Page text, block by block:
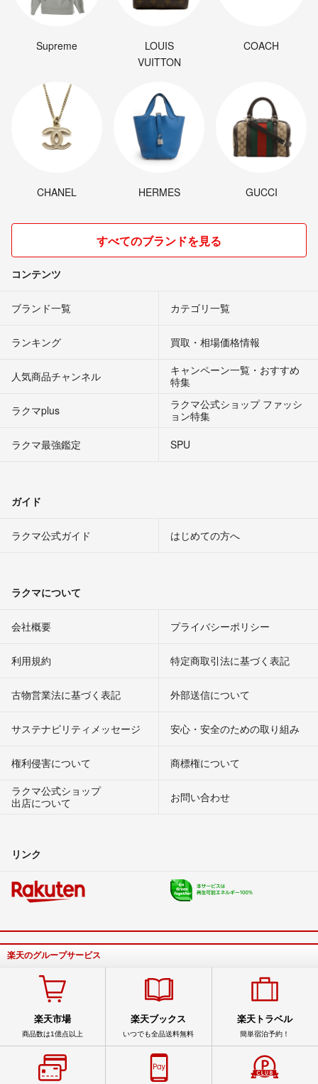
Supreme
LOUIS
VUITTON
COACH
CHANEL HERMES GUCCI
すべてのブランドを見る
コンテンツ
ブランド一覧 カテゴリ一覧
ランキング 買取・相場価格情報
人気商品チャンネル
キャンペーン一覧・おすすめ
特集
ラクマplus
ラクマ公式ショップ ファッシ
ョン特集
ラクマ最強鑑定
SPU
ガイド
ラクマ公式ガイド はじめての方へ
ラクマについて
会社概要 プライバシーポリシー
利用規約 特定商取引法に基づく表記
古物営業法に基づく表記 外部送信について
サステナビリティメッセージ 安心・安全のための取り組み
権利侵害について
商標権について
ラクマ公式ショップ
出店について
お問い合わせ
リンク
楽天のグループサービス
楽天市場
商品数は1億点以上
楽天ブックス
いつでも全品送料無料
楽天トラベル
簡単宿泊予約！